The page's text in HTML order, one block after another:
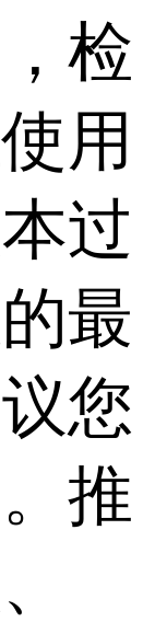
检
用
过
最
您
推